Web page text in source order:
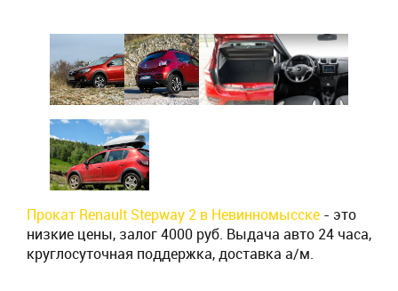
Прокат Renault Stepway 2 в Невинномысске - это
низкие цены, залог 4000 руб. Выдача авто 24 часа,
круглосуточная поддержка, доставка а/м.